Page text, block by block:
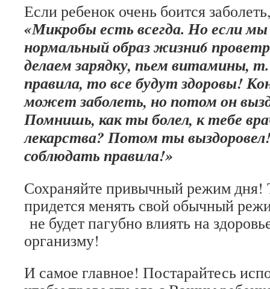
Если ребенок очень боится
«Микробы есть всегда. Но если
нормальный образ жизни6
делаем зарядку, пьем витамины,
правила, то все будут здоровы!
может заболеть, но потом он
Помнишь, как ты болел, к тебе
лекарства? Потом ты
соблюдать правила!»
Сохраняйте привычный режим дня!
придется менять свой обычный
не будет пагубно влиять на
организму!
И самое главное! Постарайтесь